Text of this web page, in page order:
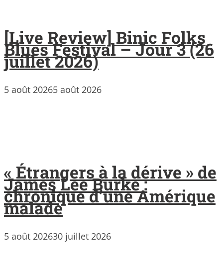
[Live Review] Binic Folks
Blues Festival – Jour 3 (26
juillet 2026)
5 août 20265 août 2026
« Étrangers à la dérive » de
James Lee Burke :
chronique d’une Amérique
malade
5 août 202630 juillet 2026